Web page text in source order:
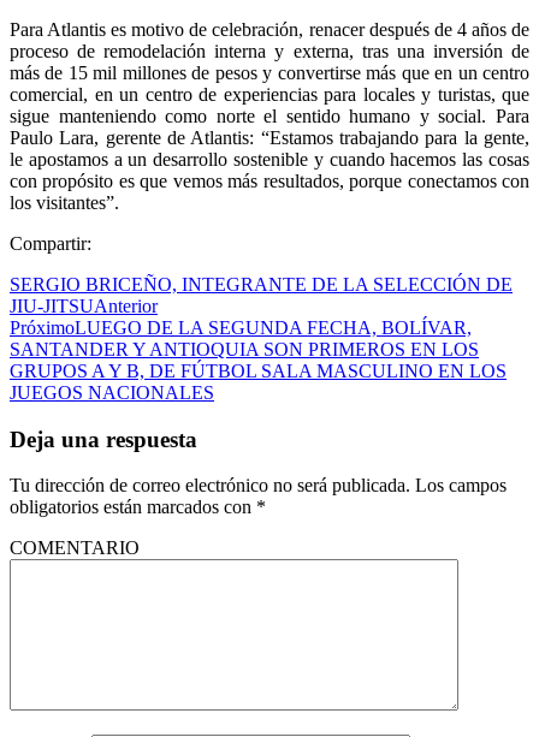
Para Atlantis es motivo de celebración, renacer después de 4 años de
proceso de remodelación interna y externa, tras una inversión de
más de 15 mil millones de pesos y convertirse más que en un centro
comercial, en un centro de experiencias para locales y turistas, que
sigue manteniendo como norte el sentido humano y social. Para
Paulo Lara, gerente de Atlantis: “Estamos trabajando para la gente,
le apostamos a un desarrollo sostenible y cuando hacemos las cosas
con propósito es que vemos más resultados, porque conectamos con
los visitantes”.
Compartir:
SERGIO BRICEÑO, INTEGRANTE DE LA SELECCIÓN DE
JIU-JITSUAnterior
PróximoLUEGO DE LA SEGUNDA FECHA, BOLÍVAR,
SANTANDER Y ANTIOQUIA SON PRIMEROS EN LOS
GRUPOS A Y B, DE FÚTBOL SALA MASCULINO EN LOS
JUEGOS NACIONALES
Deja una respuesta
Tu dirección de correo electrónico no será publicada. Los campos
obligatorios están marcados con *
COMENTARIO